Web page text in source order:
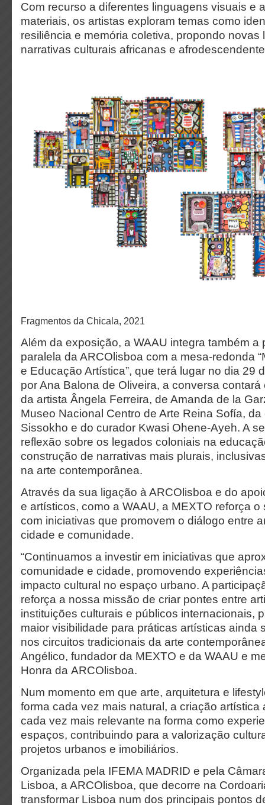
Com recurso a diferentes linguagens visuais e
materiais, os artistas exploram temas como
resiliência e memória coletiva, propondo novas
narrativas culturais africanas e
Fragmentos da Chicala, 2021
Além da exposição, a WAAU integra também a
paralela da ARCOlisboa com a mesa-redonda
e Educação Artística”, que terá lugar no dia 29
por Ana Balona de Oliveira, a conversa
da artista Ângela Ferreira, de Amanda de la
Museo Nacional Centro de Arte Reina Sofía,
Sissokho e do curador Kwasi Ohene-Ayeh. A
reflexão sobre os legados coloniais na
construção de narrativas mais plurais,
na arte contemporânea.
Através da sua ligação à ARCOlisboa e do
e artísticos, como a WAAU, a MEXTO reforça
com iniciativas que promovem o diálogo entre
cidade e comunidade.
“Continuamos a investir em iniciativas que
comunidade e cidade, promovendo
impacto cultural no espaço urbano. A
reforça a nossa missão de criar pontes entre
instituições culturais e públicos internacionais,
maior visibilidade para práticas artísticas ainda
nos circuitos tradicionais da arte
Angélico, fundador da MEXTO e da WAAU e
Honra da ARCOlisboa.
Num momento em que arte, arquitetura e
forma cada vez mais natural, a criação artística
cada vez mais relevante na forma como
espaços, contribuindo para a valorização
projetos urbanos e imobiliários.
Organizada pela IFEMA MADRID e pela
Lisboa, a ARCOlisboa, que decorre na
transformar Lisboa num dos principais pontos